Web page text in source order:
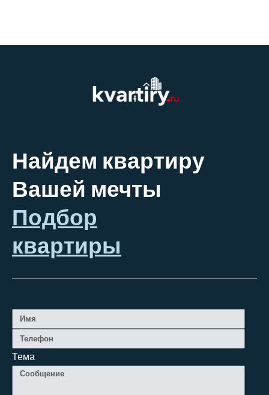
Найдем квартиру
Вашей мечты
Подбор
квартиры
Тема